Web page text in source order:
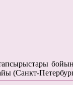
(Санкт-